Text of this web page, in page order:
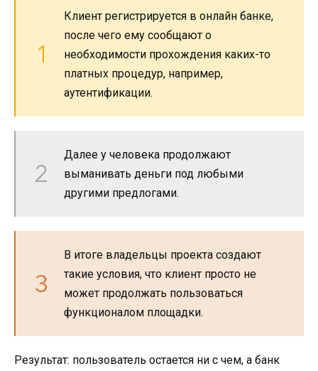
Клиент регистрируется в онлайн банке,
после чего ему сообщают о
необходимости прохождения каких-то
платных процедур, например,
аутентификации.
Далее у человека продолжают
выманивать деньги под любыми
другими предлогами.
В итоге владельцы проекта создают
такие условия, что клиент просто не
может продолжать пользоваться
функционалом площадки.
Результат: пользователь остается ни с чем, а банк